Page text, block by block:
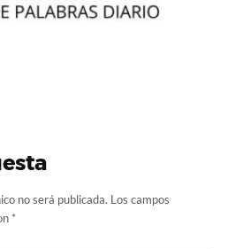
no será publicada. Los campos
*